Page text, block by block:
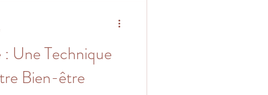
Une Technique
Bien-être